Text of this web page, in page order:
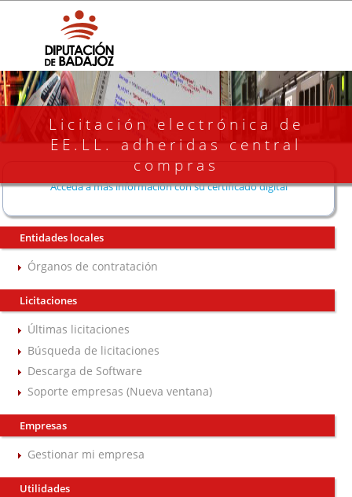
Licitación electrónica de
EE.LL. adheridas central
compras
Acceda a más información con su certificado digital
Entidades locales
Órganos de contratación
Licitaciones
Últimas licitaciones
Búsqueda de licitaciones
Descarga de Software
Soporte empresas (Nueva ventana)
Empresas
Gestionar mi empresa
Utilidades